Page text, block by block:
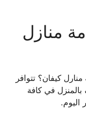
منازل
كيفان؟ تتوافر
بالمنزل في كافة
اليوم.